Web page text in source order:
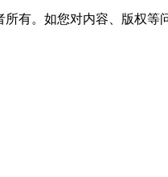
有。如您对内容、版权